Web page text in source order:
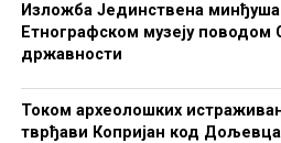
Изложба Јединствена
Етнографском музеју
државности
Током археолошких
тврђави Копријан код